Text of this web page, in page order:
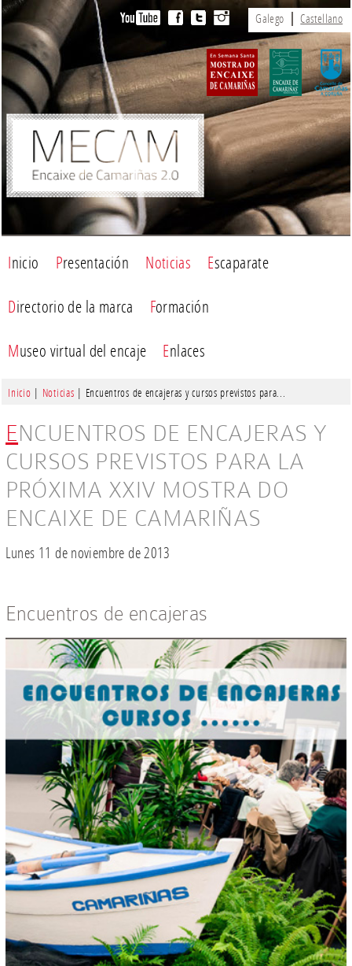
Galego Castellano
Inicio Presentación Noticias Escaparate
Directorio de la marca Formación
Museo virtual del encaje Enlaces
Inicio Noticias | Encuentros de encajeras y cursos previstos para...
ENCUENTROS DE ENCAJERAS Y
CURSOS PREVISTOS PARA LA
PRÓXIMA XXIV MOSTRA DO
ENCAIXE DE CAMARIÑAS
Lunes 11 de noviembre de 2013
Encuentros de encajeras